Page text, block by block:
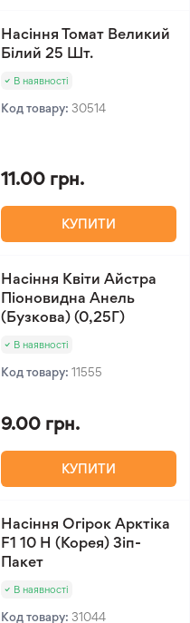
Насіння Томат Великий
Білий 25 Шт.
В наявності
Код товару: 30514
11.00 грн.
КУПИТИ
Насіння Квіти Айстра
Піоновидна Анель
(Бузкова) (0,25Г)
В наявності
Код товару: 11555
9.00 грн.
КУПИТИ
Насіння Огірок Арктіка
F1 10 Н (Корея) Зіп-
Пакет
В наявності
Код товару: 31044